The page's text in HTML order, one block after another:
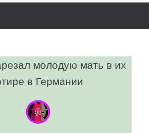
молодую мать в их
в Германии